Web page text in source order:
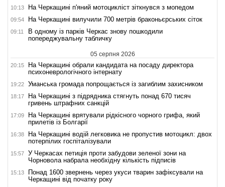
10:13 На Черкащині п'яний мотоцикліст зіткнувся з мопедом
09:54 На Черкащині вилучили 700 метрів браконьєрських сіток
09:11
В одному із парків Черкас знову пошкодили
попереджувальну табличку
05 серпня 2026
20:15
На Черкащині обрали кандидата на посаду директора
психоневрологічного інтернату
19:22 Уманська громада попрощається із загиблим захисником
18:17
На Черкащині з підрядника стягнуть понад 670 тисяч
гривень штрафних санкцій
17:09
На Черкащині врятували рідкісного чорного грифа, який
прилетів із Болгарії
16:38
На Черкащині водій легковика не пропустив мотоцикл: двох
потерпілих госпіталізували
15:57
У Черкасах петиція проти забудови зеленої зони на
Чорновола набрала необхідну кількість підписів
15:13
Понад 1600 звернень через укуси тварин зафіксували на
Черкащині від початку року